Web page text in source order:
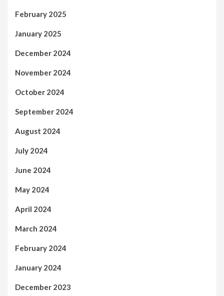
February 2025
January 2025
December 2024
November 2024
October 2024
September 2024
August 2024
July 2024
June 2024
May 2024
April 2024
March 2024
February 2024
January 2024
December 2023